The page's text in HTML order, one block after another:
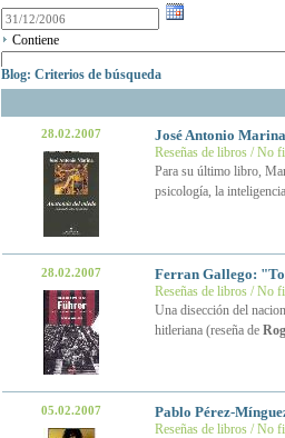
Contiene
Blog: Criterios de búsqueda
28.02.2007 José Antonio
Reseñas de libros / No
Para su último libro,
psicología, la
28.02.2007 Ferran Gallego:
Reseñas de libros / No
Una disección del
hitleriana (reseña de
05.02.2007 Pablo Pérez-
Reseñas de libros / No